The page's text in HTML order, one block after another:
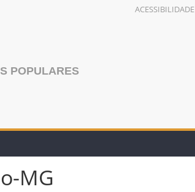
ACESSIBILIDADE
POPULARES
MG